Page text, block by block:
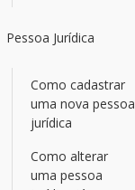
Pessoa Jurídica
Como cadastrar
uma nova pessoa
jurídica
Como alterar
uma pessoa